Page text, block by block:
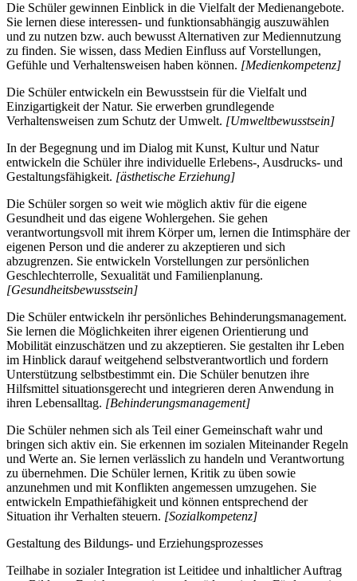
Die Schüler gewinnen Einblick in die Vielfalt der Medienangebote.
Sie lernen diese interessen- und funktionsabhängig auszuwählen
und zu nutzen bzw. auch bewusst Alternativen zur Mediennutzung
zu finden. Sie wissen, dass Medien Einfluss auf Vorstellungen,
Gefühle und Verhaltensweisen haben können. [Medienkompetenz]
Die Schüler entwickeln ein Bewusstsein für die Vielfalt und
Einzigartigkeit der Natur. Sie erwerben grundlegende
Verhaltensweisen zum Schutz der Umwelt. [Umweltbewusstsein]
In der Begegnung und im Dialog mit Kunst, Kultur und Natur
entwickeln die Schüler ihre individuelle Erlebens-, Ausdrucks- und
Gestaltungsfähigkeit. [ästhetische Erziehung]
Die Schüler sorgen so weit wie möglich aktiv für die eigene
Gesundheit und das eigene Wohlergehen. Sie gehen
verantwortungsvoll mit ihrem Körper um, lernen die Intimsphäre der
eigenen Person und die anderer zu akzeptieren und sich
abzugrenzen. Sie entwickeln Vorstellungen zur persönlichen
Geschlechterrolle, Sexualität und Familienplanung.
[Gesundheitsbewusstsein]
Die Schüler entwickeln ihr persönliches Behinderungsmanagement.
Sie lernen die Möglichkeiten ihrer eigenen Orientierung und
Mobilität einzuschätzen und zu akzeptieren. Sie gestalten ihr Leben
im Hinblick darauf weitgehend selbstverantwortlich und fordern
Unterstützung selbstbestimmt ein. Die Schüler benutzen ihre
Hilfsmittel situationsgerecht und integrieren deren Anwendung in
ihren Lebensalltag. [Behinderungsmanagement]
Die Schüler nehmen sich als Teil einer Gemeinschaft wahr und
bringen sich aktiv ein. Sie erkennen im sozialen Miteinander Regeln
und Werte an. Sie lernen verlässlich zu handeln und Verantwortung
zu übernehmen. Die Schüler lernen, Kritik zu üben sowie
anzunehmen und mit Konflikten angemessen umzugehen. Sie
entwickeln Empathiefähigkeit und können entsprechend der
Situation ihr Verhalten steuern. [Sozialkompetenz]
Gestaltung des Bildungs- und Erziehungsprozesses
Teilhabe in sozialer Integration ist Leitidee und inhaltlicher Auftrag